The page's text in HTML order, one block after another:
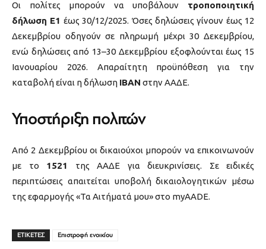
Οι πολίτες μπορούν να υποβάλουν τροποποιητική
δήλωση Ε1 έως 30/12/2025. Όσες δηλώσεις γίνουν έως 12
Δεκεμβρίου οδηγούν σε πληρωμή μέχρι 30 Δεκεμβρίου,
ενώ δηλώσεις από 13–30 Δεκεμβρίου εξοφλούνται έως 15
Ιανουαρίου 2026. Απαραίτητη προϋπόθεση για την
καταβολή είναι η δήλωση IBAN στην ΑΑΔΕ.
Υποστήριξη πολιτών
Από 2 Δεκεμβρίου οι δικαιούχοι μπορούν να επικοινωνούν
με το 1521
της ΑΑΔΕ για διευκρινίσεις. Σε ειδικές
περιπτώσεις απαιτείται υποβολή δικαιολογητικών μέσω
της εφαρμογής «Τα Αιτήματά μου» στο myAADE.
ΕΤΙΚΕΤΕΣ Επιστροφή ενοικίου